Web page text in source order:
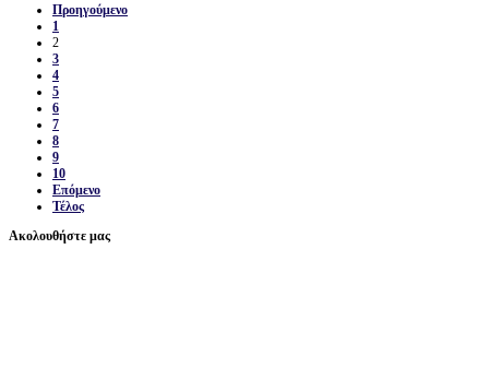
Προηγούμενο
1
2
3
4
5
6
7
8
9
10
Επόμενο
Τέλος
Ακολουθήστε μας